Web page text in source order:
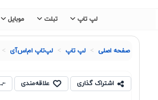
لپ تاپ تبلت موبایل
صفحه اصلی لپ تاپ لپ‌تاپ ام‌اس‌آی
اشتراک گذاری علاقه‌مندی